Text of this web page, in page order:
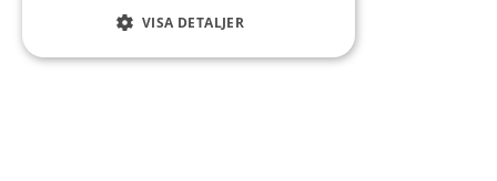
VISA DETALJER